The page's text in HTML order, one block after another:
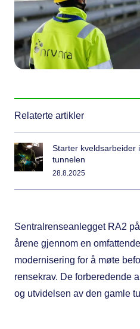
Relaterte artikler
Starter kveldsarbeider
tunnelen
28.8.2025
Sentralrenseanlegget RA2
årene gjennom en
modernisering for å møte
rensekrav. De forberedende
og utvidelsen av den gamle